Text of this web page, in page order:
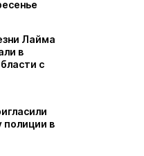
Лайма
в
с
полиции в